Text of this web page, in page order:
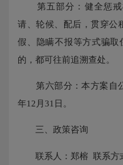
第五部分：健全惩戒
请、轮候、配后，贯穿公
假、隐瞒不报等方式骗
的，都可往前追溯查处。
第六部分：本方案自公
年12月31日。
三、政策咨询
联系人：郑榕 联系方